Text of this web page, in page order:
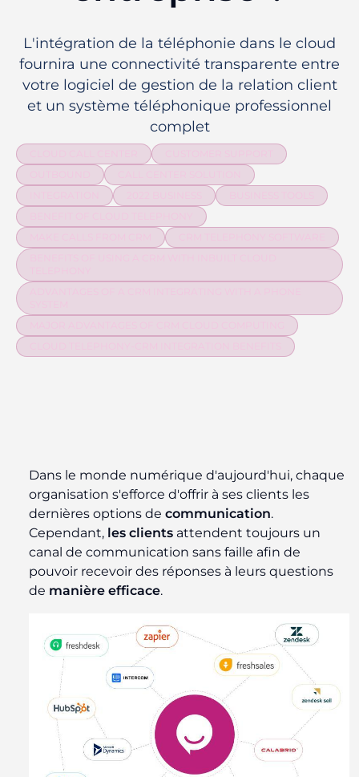
L'intégration de la téléphonie dans le cloud
fournira une connectivité transparente entre
votre logiciel de gestion de la relation client
et un système téléphonique professionnel
complet
Dans le monde numérique d'aujourd'hui, chaque
organisation s'efforce d'offrir à ses clients les
dernières options de communication.
Cependant, les clients attendent toujours un
canal de communication sans faille afin de
pouvoir recevoir des réponses à leurs questions
de manière efficace.